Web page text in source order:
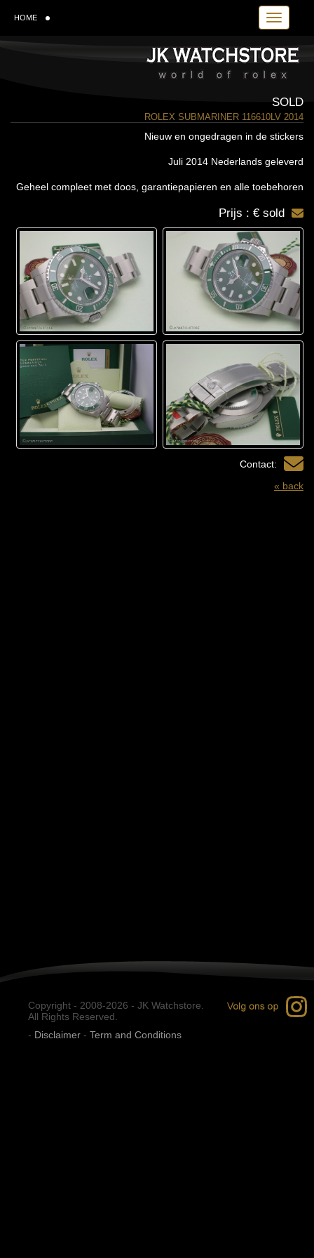
Toggle
HOME
SOLD
ROLEX SUBMARINER 116610LV 2014
Nieuw en ongedragen in de stickers
Juli 2014 Nederlands geleverd
Geheel compleet met doos, garantiepapieren en alle toebehoren
Prijs : € sold
Contact:
« back
Copyright - 2008-2026 - JK Watchstore.
All Rights Reserved.
- Disclaimer - Term and Conditions